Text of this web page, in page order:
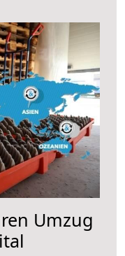
Umzug